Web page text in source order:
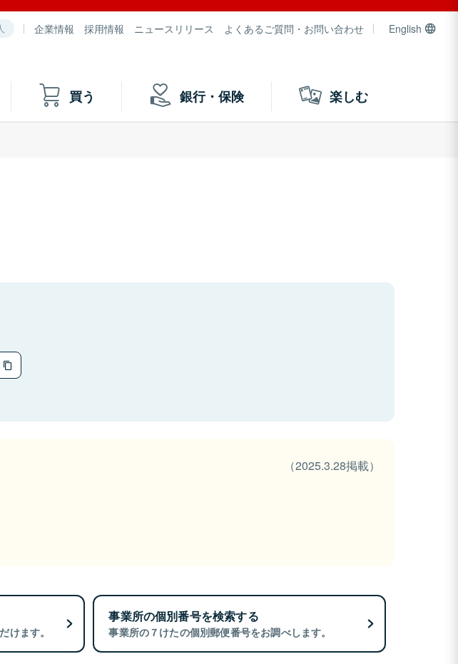
企業情報 採用情報 ニュースリリース よくあるご質問・お問い合わせ English
買う 銀行・保険 楽しむ
（2025.3.28掲載）
けます。
事業所の個別番号を検索する
事業所の７けたの個別郵便番号をお調べします。